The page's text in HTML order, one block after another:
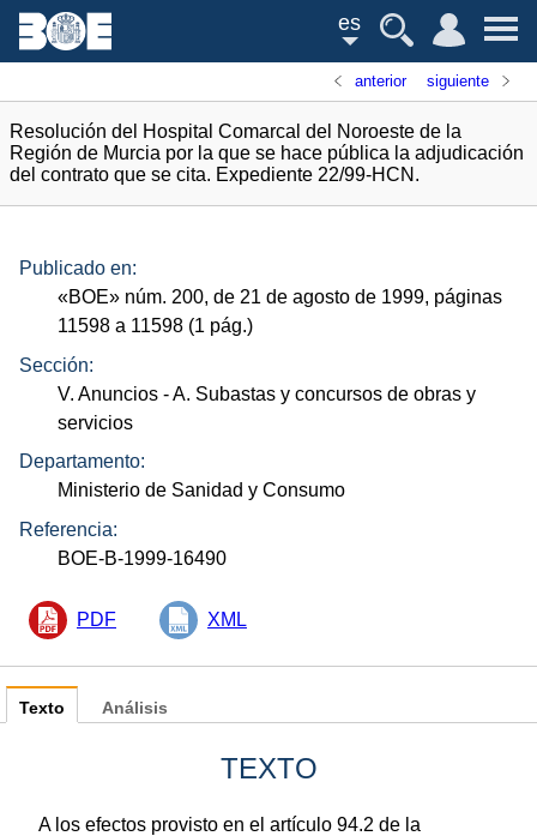
es
anterior siguiente
Resolución del Hospital Comarcal del Noroeste de la
Región de Murcia por la que se hace pública la adjudicación
del contrato que se cita. Expediente 22/99-HCN.
Publicado en:
«BOE» núm. 200, de 21 de agosto de 1999, páginas
11598 a 11598 (1 pág.)
Sección:
V. Anuncios - A. Subastas y concursos de obras y
servicios
Departamento:
Ministerio de Sanidad y Consumo
Referencia:
BOE-B-1999-16490
PDF XML
Texto
TEXTO
A los efectos provisto en el artículo 94.2 de la
Análisis